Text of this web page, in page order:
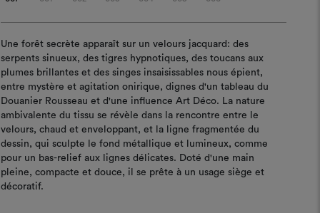
Une forêt secrète apparaît sur un velours jacquard: des
serpents sinueux, des tigres hypnotiques, des toucans aux
plumes brillantes et des singes insaisissables nous épient,
entre mystère et agitation onirique, dignes d'un tableau du
Douanier Rousseau et d'une influence Art Déco. La nature
ambivalente du tissu se révèle dans la rencontre entre le
velours, chaud et enveloppant, et la ligne fragmentée du
dessin, qui sculpte le fond métallique et lumineux, comme
pour un bas-relief aux lignes délicates. Doté d'une main
pleine, compacte et douce, il se prête à un usage siège et
décoratif.